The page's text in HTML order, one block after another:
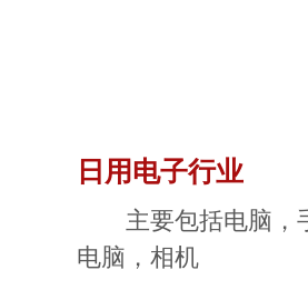
日用电子行业
主要包括电脑，手
电脑，相机